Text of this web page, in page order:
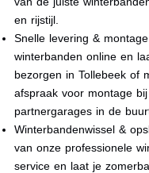
en rijstijl.
Snelle levering &
winterbanden online en
bezorgen in Tollebeek of
afspraak voor montage
partnergarages in de
Winterbandenwissel &
van onze professionele
service en laat je